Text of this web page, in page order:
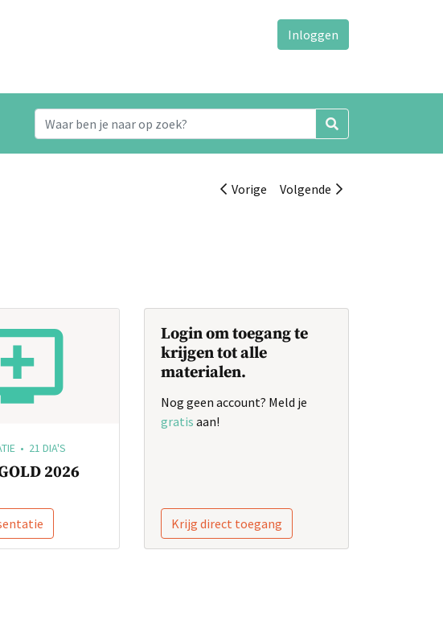
Inloggen
Vorige Volgende
• 21 DIA'S
2026
Login om toegang te
krijgen tot alle
materialen.
Nog geen account? Meld je
gratis aan!
Krijg direct toegang